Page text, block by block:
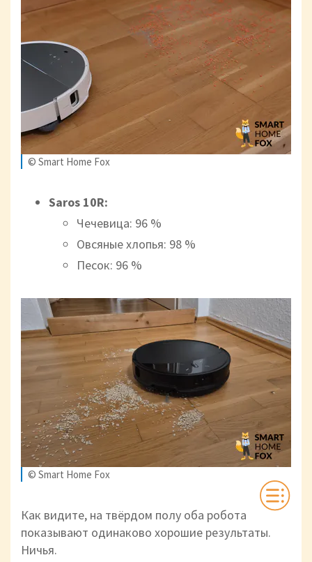
© Smart Home Fox
Saros 10R:
Чечевица: 96 %
Овсяные хлопья: 98 %
Песок: 96 %
© Smart Home Fox
Как видите, на твёрдом полу оба робота
показывают одинаково хорошие результаты.
Ничья.